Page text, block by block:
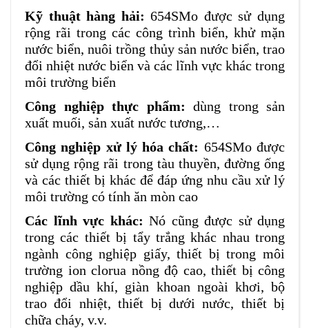
Kỹ thuật hàng hải:654SMo được sử dụng
rộng rãi trong các công trình biển, khử mặn
nước biển, nuôi trồng thủy sản nước biển, trao
đổi nhiệt nước biển và các lĩnh vực khác trong
môi trường biển
Công nghiệp thực phẩm: dùng trong sản
xuất muối, sản xuất nước tương,…
Công nghiệp xử lý hóa chất: 654SMo được
sử dụng rộng rãi trong tàu thuyền, đường ống
và các thiết bị khác để đáp ứng nhu cầu xử lý
môi trường có tính ăn mòn cao
Các lĩnh vực khác: Nó cũng được sử dụng
trong các thiết bị tẩy trắng khác nhau trong
ngành công nghiệp giấy, thiết bị trong môi
trường ion clorua nồng độ cao, thiết bị công
nghiệp dầu khí, giàn khoan ngoài khơi, bộ
trao đổi nhiệt, thiết bị dưới nước, thiết bị
chữa cháy, v.v.